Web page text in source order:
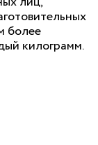
более
килограмм.